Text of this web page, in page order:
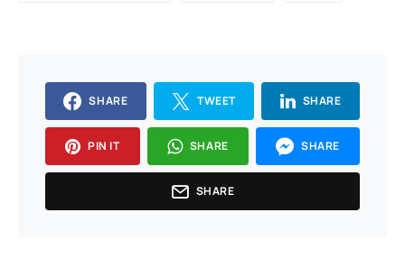
SHARE TWEET SHARE
PIN IT SHARE SHARE
SHARE